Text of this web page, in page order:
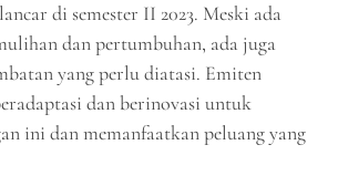
di semester II 2023. Meski ada
dan pertumbuhan, ada juga
yang perlu diatasi. Emiten
dan berinovasi untuk
ini dan memanfaatkan peluang yang